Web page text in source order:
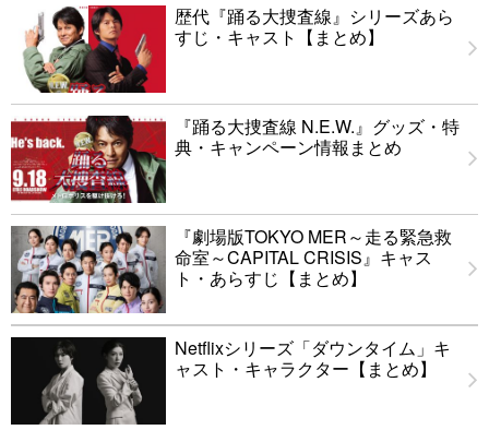
歴代『踊る大捜査線』シリーズあら
すじ・キャスト【まとめ】
『踊る大捜査線 N.E.W.』グッズ・特
典・キャンペーン情報まとめ
『劇場版TOKYO MER～走る緊急救
命室～CAPITAL CRISIS』キャス
ト・あらすじ【まとめ】
Netflixシリーズ「ダウンタイム」キ
ャスト・キャラクター【まとめ】